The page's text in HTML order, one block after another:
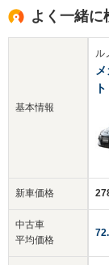
よく一緒に
基本情報
新車価格
中古車
平均価格
ル
ト